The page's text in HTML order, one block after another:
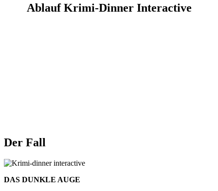
Ablauf Krimi-Dinner Interactive
Der Fall
DAS DUNKLE AUGE